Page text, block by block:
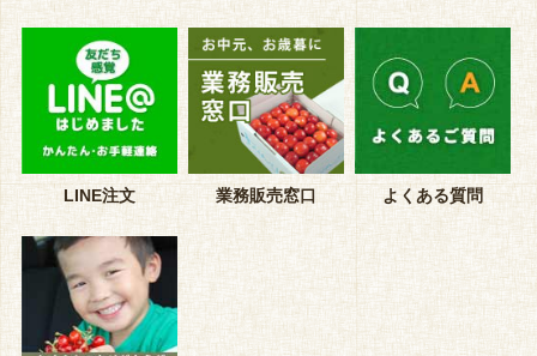
LINE注文 業務販売窓口 よくある質問